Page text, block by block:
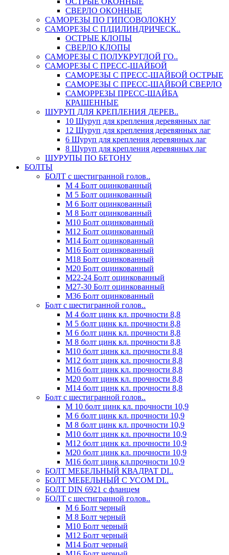
СВЕРЛО ОКОННЫЕ
САМОРЕЗЫ ПО ГИПСОВОЛОКНУ
САМОРЕЗЫ С П/ЦИЛИНДРИЧЕСК..
ОСТРЫЕ КЛОПЫ
СВЕРЛО КЛОПЫ
САМОРЕЗЫ С ПОЛУКРУГЛОЙ ГО..
САМОРЕЗЫ С ПРЕСС-ШАЙБОЙ
САМОРЕЗЫ С ПРЕСС-ШАЙБОЙ ОСТРЫЕ
САМОРЕЗЫ С ПРЕСС-ШАЙБОЙ СВЕРЛО
САМОРРЕЗЫ ПРЕСС-ШАЙБА
КРАШЕННЫЕ
ШУРУП ДЛЯ КРЕПЛЕНИЯ ДЕРЕВ..
10 Шуруп для крепления деревянных лаг
12 Шуруп для крепления деревянных лаг
6 Шуруп для крепления деревянных лаг
8 Шуруп для крепления деревянных лаг
ШУРУПЫ ПО БЕТОНУ
БОЛТЫ
БОЛТ с шестигранной голов..
М 4 Болт оцинкованный
М 5 Болт оцинкованный
М 6 Болт оцинкованный
М 8 Болт оцинкованный
М10 Болт оцинкованный
М12 Болт оцинкованный
М14 Болт оцинкованный
М16 Болт оцинкованный
М18 Болт оцинкованный
М20 Болт оцинкованный
М22-24 Болт оцинкованный
М27-30 Болт оцинкованный
М36 Болт оцинкованный
Болт с шестигранной голов..
М 4 болт цинк кл. прочности 8,8
М 5 болт цинк кл. прочности 8,8
М 6 болт цинк кл. прочности 8,8
М 8 болт цинк кл. прочности 8,8
М10 болт цинк кл. прочности 8,8
М12 болт цинк кл. прочности 8,8
М16 болт цинк кл. прочности 8,8
М20 болт цинк кл. прочности 8,8
М14 болт цинк кл. прочности 8,8
Болт с шестигранной голов..
М 10 болт цинк кл. прочности 10,9
М 6 болт цинк кл. прочности 10,9
М 8 болт цинк кл. прочности 10,9
М10 болт цинк кл. прочности 10,9
М12 болт цинк кл. прочности 10,9
М20 болт цинк кл. прочности 10,9
М16 болт цинк кл.прочности 10,9
БОЛТ МЕБЕЛЬНЫЙ КВАДРАТ DI..
БОЛТ МЕБЕЛЬНЫЙ С УСОМ DI..
БОЛТ DIN 6921 c фланцем
БОЛТ с шестигранной голов..
М 6 Болт черный
М 8 Болт черный
М10 Болт черный
М12 Болт черный
М14 Болт черный